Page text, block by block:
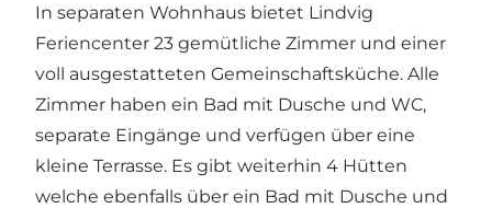
In separaten Wohnhaus bietet Lindvig
Feriencenter 23 gemütliche Zimmer und einer
voll ausgestatteten Gemeinschaftsküche. Alle
Zimmer haben ein Bad mit Dusche und WC,
separate Eingänge und verfügen über eine
kleine Terrasse. Es gibt weiterhin 4 Hütten
welche ebenfalls über ein Bad mit Dusche und